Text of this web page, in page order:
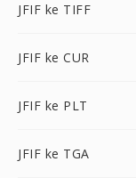
JFIF ke TIFF
JFIF ke CUR
JFIF ke PLT
JFIF ke TGA